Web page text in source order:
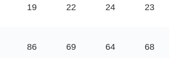
19 22 24 23
86 69 64 68